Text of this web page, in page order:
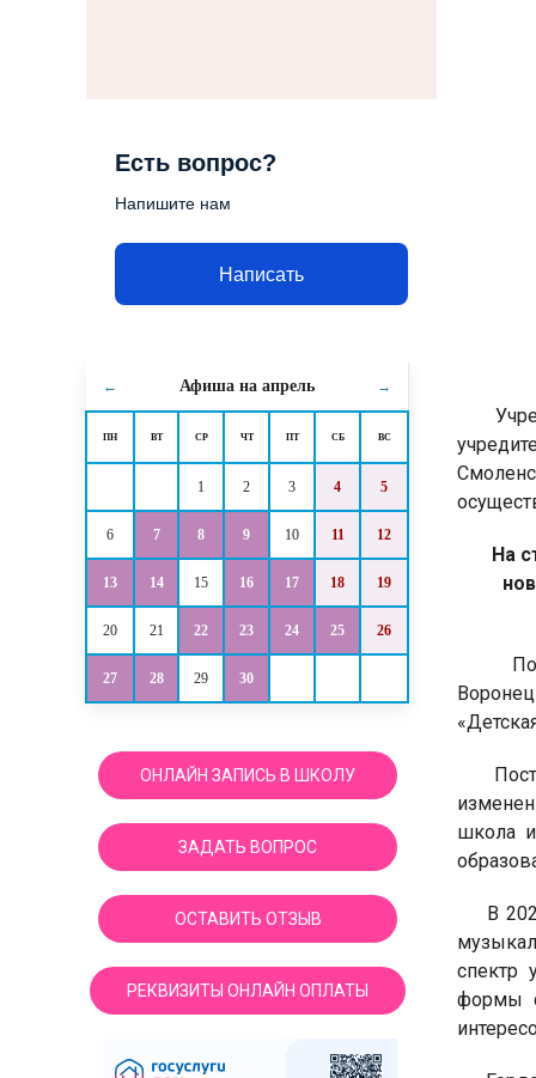
Есть вопрос?
Напишите нам
Написать
← Афиша на апрель →
ПН ВТ СР ЧТ ПТ СБ ВС
1 2 3 4 5
6 7 8 9 10 11 12
13 14 15 16 17 18 19
20 21 22 23 24 25 26
27 28 29 30
ОНЛАЙН ЗАПИСЬ В ШКОЛУ
ЗАДАТЬ ВОПРОС
ОСТАВИТЬ ОТЗЫВ
РЕКВИЗИТЫ ОНЛАЙН ОПЛАТЫ
На
школа
В
спектр
формы